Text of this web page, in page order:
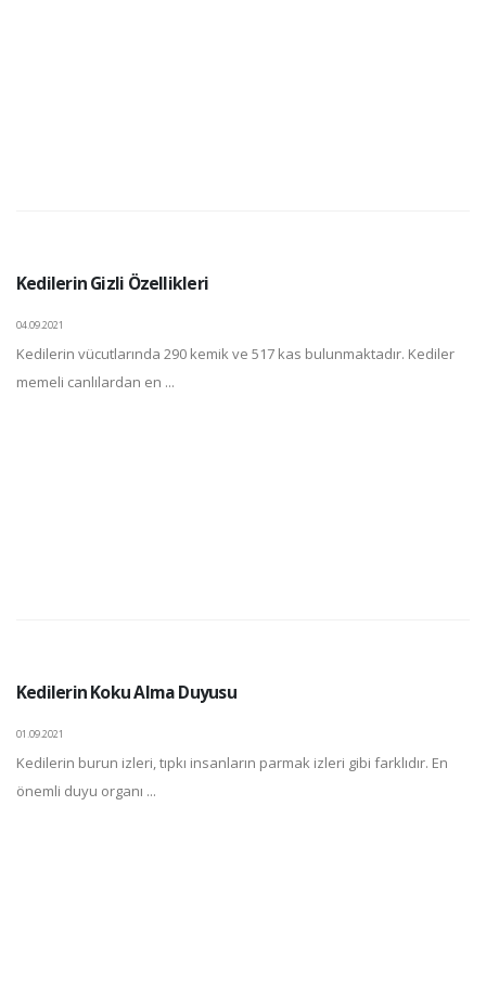
Kedilerin Gizli Özellikleri
04.09.2021
Kedilerin vücutlarında 290 kemik ve 517 kas bulunmaktadır. Kediler
memeli canlılardan en ...
Kedilerin Koku Alma Duyusu
01.09.2021
Kedilerin burun izleri, tıpkı insanların parmak izleri gibi farklıdır. En
önemli duyu organı ...